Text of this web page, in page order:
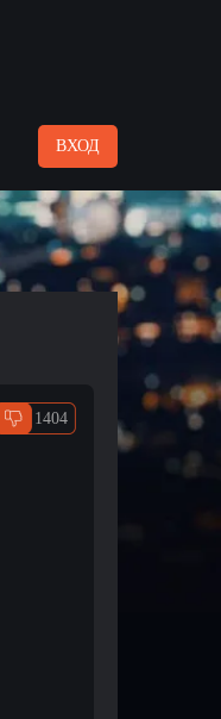
ВХОД
1404